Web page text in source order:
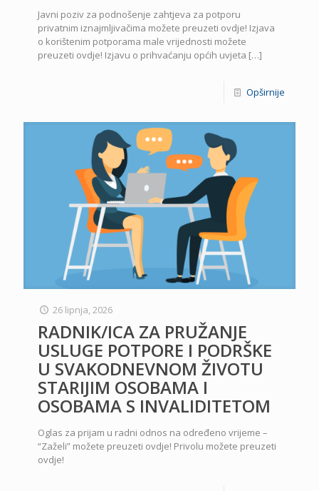
Javni poziv za podnošenje zahtjeva za potporu
privatnim iznajmljivačima možete preuzeti ovdje! Izjava
o korištenim potporama male vrijednosti možete
preuzeti ovdje! Izjavu o prihvaćanju općih uvjeta […]
Opširnije
26 lipnja, 2026
RADNIK/ICA ZA PRUŽANJE
USLUGE POTPORE I PODRŠKE
U SVAKODNEVNOM ŽIVOTU
STARIJIM OSOBAMA I
OSOBAMA S INVALIDITETOM
Oglas za prijam u radni odnos na određeno vrijeme –
“Zaželi” možete preuzeti ovdje! Privolu možete preuzeti
ovdje!